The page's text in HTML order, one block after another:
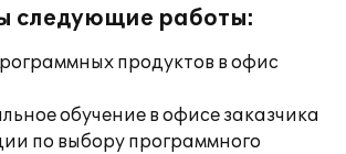
следующие работы:
продуктов в офис
обучение в офисе заказчика
по выбору программного